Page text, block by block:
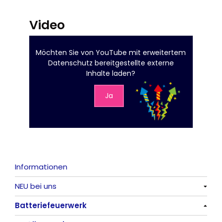
Video
Möchten Sie vonYouTube mit erweitertem
Datenschutz bereitgestellte externe
Inhalte laden?
Ja
Informationen
NEU bei uns
Alle anzeigen
Batteriefeuerwerk